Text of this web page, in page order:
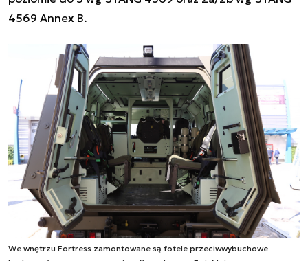
4569 Annex B.
We wnętrzu Fortress zamontowane są fotele przeciwwybuchowe